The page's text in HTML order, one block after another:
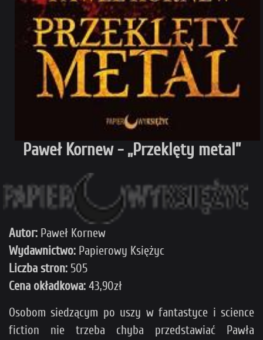
Paweł Kornew - „Przeklęty metal”
Autor: Paweł Kornew
Wydawnictwo: Papierowy Księżyc
Liczba stron: 505
Cena okładkowa: 43,90zł
Osobom siedzącym po uszy w fantastyce i science
fiction nie trzeba chyba przedstawiać Pawła